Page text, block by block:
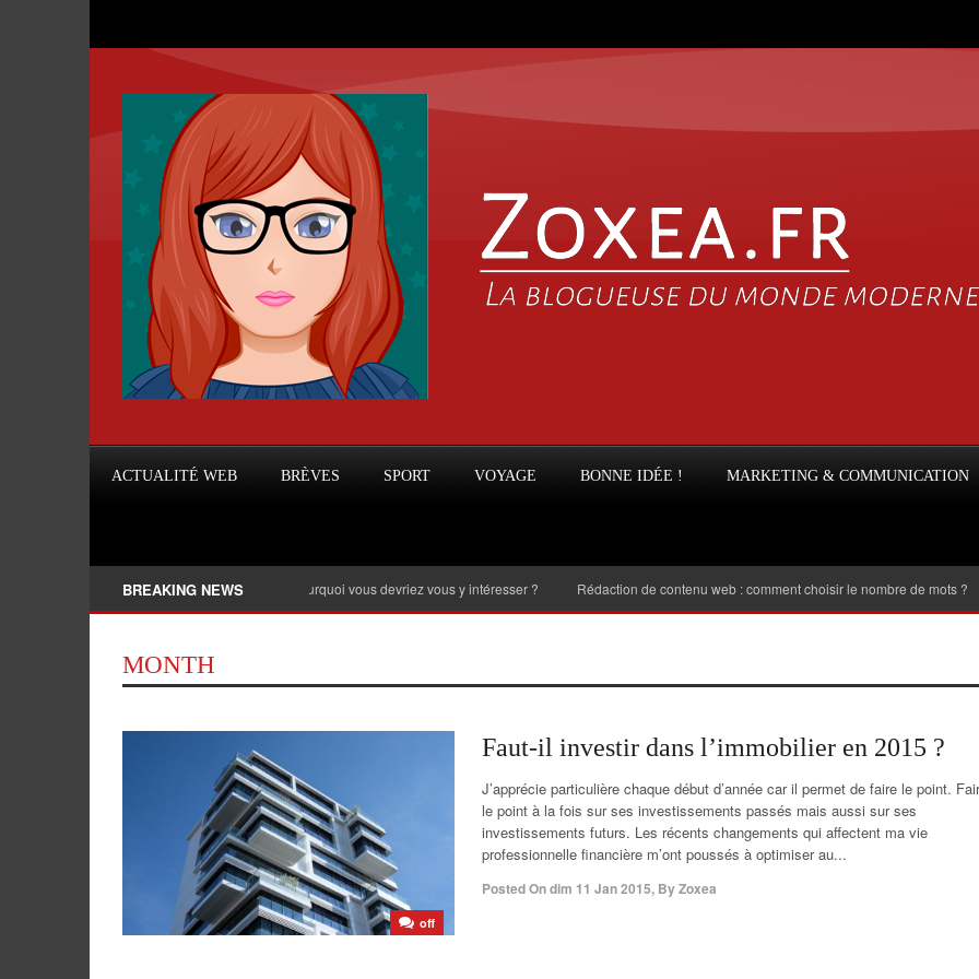
ACTUALITÉ WEB BRÈVES SPORT VOYAGE BONNE IDÉE ! MARKETING & COMMUNICATION
BREAKING NEWS
Banque privée, qu’est-ce que c’est et pourquoi vous devriez vous y intéresser ? Rédaction de contenu web : comment choisir le nombre de mots ?
MONTH
off
Faut-il investir dans l’immobilier en 2015 ?
J’apprécie particulière chaque début d’année car il permet de faire le point.
le point à la fois sur ses investissements passés mais aussi sur ses
investissements futurs. Les récents changements qui affectent ma vie
professionnelle financière m’ont poussés à optimiser au...
Posted Ondim 11 Jan 2015, ByZoxea